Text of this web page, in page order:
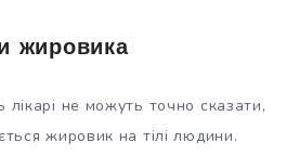
жировика
лікарі не можуть точно сказати,
жировик на тілі людини.